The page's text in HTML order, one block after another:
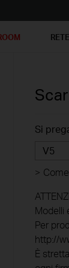
Si
V5
>
Modelli
Per
http://
È